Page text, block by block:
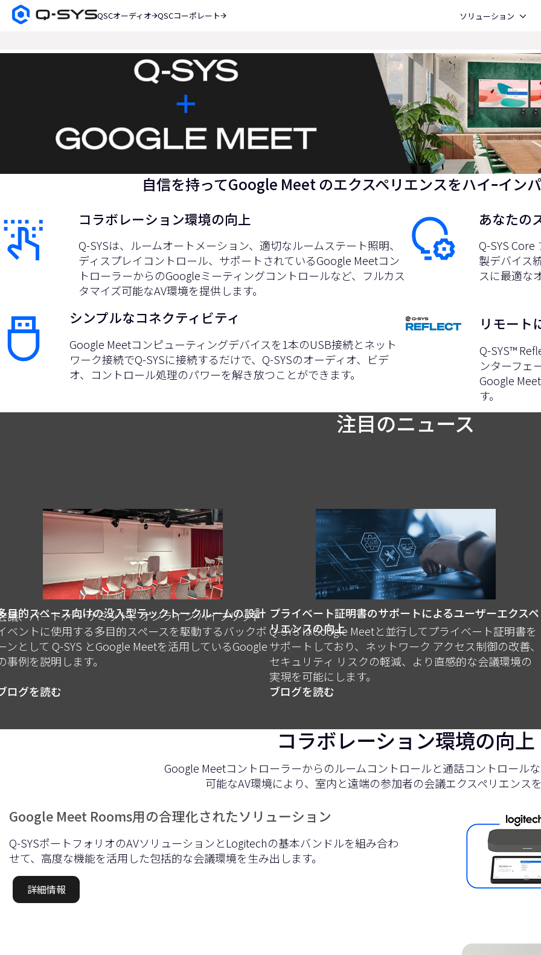
Q-
ー
ー
QSCオーディオ QSCコーポレート ソリューション Open ソリューション
ド：
1
自信を持ってGoogle Meet のエクスペリエンスをハイｰイン
コラボレーション環境の向上
Q-SYSは、ルームオートメーション、適切なルームステート照明、
ディスプレイコントロール、サポートされているGoogle Meetコン
トローラーからのGoogleミーティングコントロールなど、フルカス
タマイズ可能なAV環境を提供します。
あなたの
Q-SYS
製デバイス
スに最適な
シンプルなコネクティビティ
Google Meetコンピューティングデバイスを1本のUSB接続とネット
ワーク接続でQ-SYSに接続するだけで、Q-SYSのオーディオ、ビデ
オ、コントロール処理のパワーを解き放つことができます。
リモート
Q-SYS™
ンターフェ
Google
す。
注目のニュース
目的スペース向けの没入型テックトークルームの設計
議、パートナー サミット、オンライン ハイブリッド
ベントに使用する多目的スペースを駆動するバックボ
ンとして Q-SYS とGoogle Meetを活用しているGoogle
事例を説明します。
プライベート証明書のサポートによるユーザーエクスペ
リエンスの向上
Q-SYS はGoogle Meetと並行してプライベート証明書を
サポートしており、ネットワーク アクセス制御の改善、
セキュリティ リスクの軽減、より直感的な会議環境の
実現を可能にします。
ログを読む
ブログを読む
コラボレーション環境の向上
Google Meetコントローラーからのルームコントロールと通話コントロール
可能なAV環境により、室内と遠端の参加者の会議エクスペリエンス
Google Meet Rooms用の合理化されたソリューション
Q-SYSポートフォリオのAVソリューションとLogitechの基本バンドルを組み合わ
せて、高度な機能を活用した包括的な会議環境を生み出します。
詳細情報